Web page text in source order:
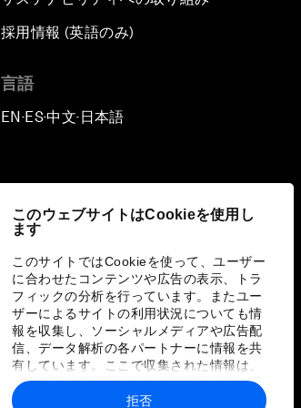
このウェブサイトはCookieを使用し
ます
このサイトではCookieを使って、ユーザー
に合わせたコンテンツや広告の表示、トラ
フィックの分析を行っています。またユー
ザーによるサイトの利用状況についても情
報を収集し、ソーシャルメディアや広告配
信、データ解析の各パートナーに情報を共
有しています。ここで収集された情報は、
ユーザーが各パートナーに提供した他の情
報や各パートナーのサービスを使用した際
拒否
採用情報 (英語のみ)
言語
EN ▪ES▪中文▪ 日本語